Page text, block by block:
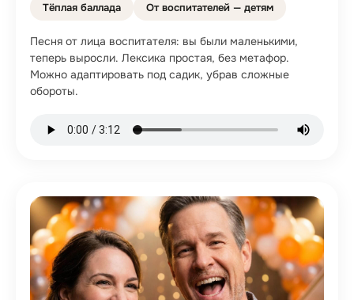
Тёплая баллада От воспитателей — детям
Песня от лица воспитателя: вы были маленькими,
теперь выросли. Лексика простая, без метафор.
Можно адаптировать под садик, убрав сложные
обороты.